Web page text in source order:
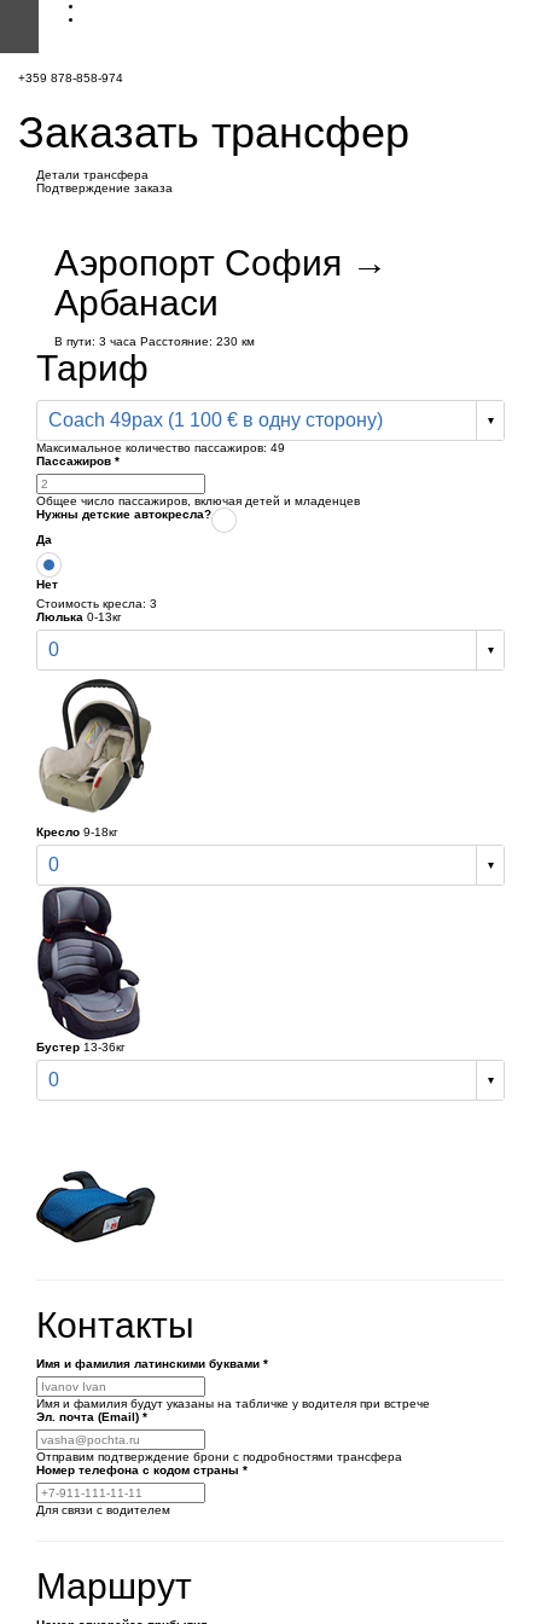
+359 878-858-974
Заказать трансфер
Детали трансфера
Подтверждение заказа
Аэропорт София →
Арбанаси
В пути: 3 часа Расстояние: 230 км
Тариф
Coach 49pax (1 100 € в одну сторону)
Максимальное количество пассажиров: 49
Пассажиров *
Общее число пассажиров, включая детей и младенцев
Нужны детские автокресла?
Да
Нет
Стоимость кресла: 3
Люлька 0-13кг
0
Кресло 9-18кг
0
Бустер 13-36кг
0
Контакты
Имя и фамилия латинскими буквами *
Имя и фамилия будут указаны на табличке у водителя при встрече
Эл. почта (Email) *
Отправим подтверждение брони с подробностями трансфера
Номер телефона с кодом страны *
Для связи с водителем
Маршрут